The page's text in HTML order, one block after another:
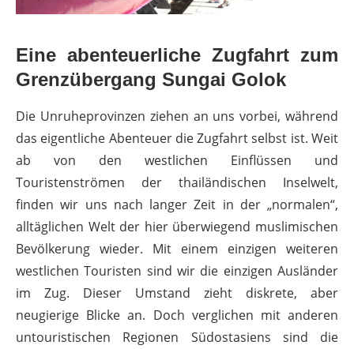
Eine abenteuerliche Zugfahrt zum
Grenzübergang Sungai Golok
Die Unruheprovinzen ziehen an uns vorbei, während
das eigentliche Abenteuer die Zugfahrt selbst ist. Weit
ab von den westlichen Einflüssen und
Touristenströmen der thailändischen Inselwelt,
finden wir uns nach langer Zeit in der „normalen“,
alltäglichen Welt der hier überwiegend muslimischen
Bevölkerung wieder. Mit einem einzigen weiteren
westlichen Touristen sind wir die einzigen Ausländer
im Zug. Dieser Umstand zieht diskrete, aber
neugierige Blicke an. Doch verglichen mit anderen
untouristischen Regionen Südostasiens sind die